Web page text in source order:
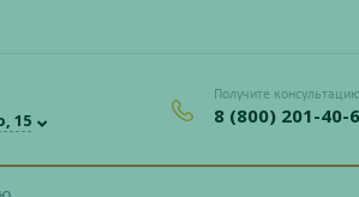
15
Получите
8 (800) 201-40-